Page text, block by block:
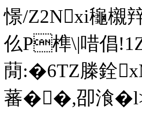
憬/Z2Nxi龝櫬辡
仫P榫\|唶倡
蕑:�6TZ榺銓
蕃��,卲湌�